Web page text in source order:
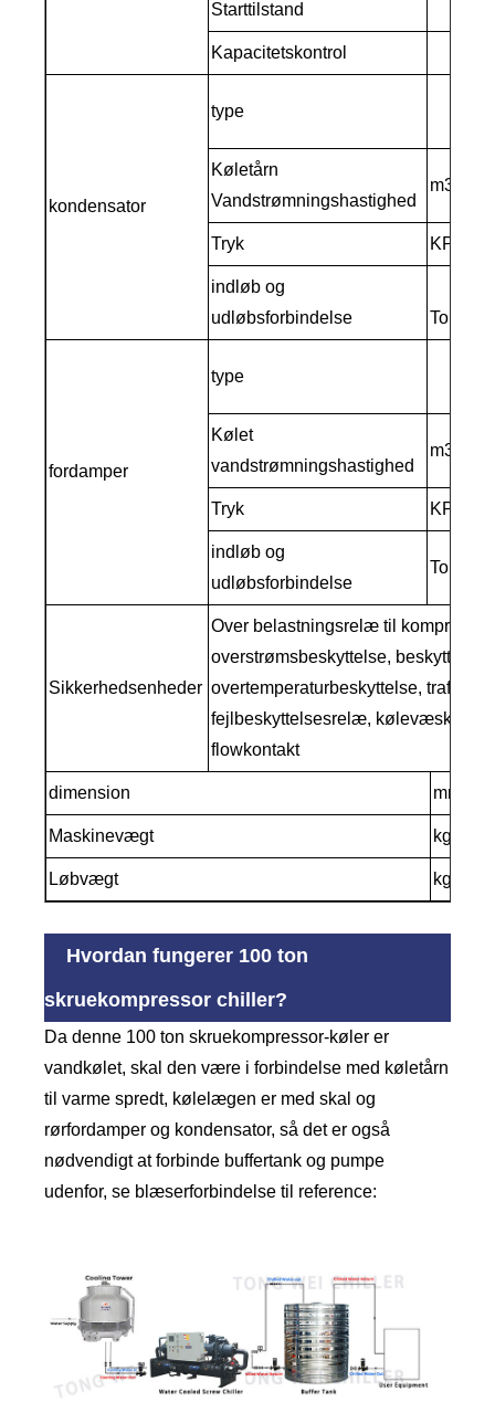
Starttilstand
Kapacitetskontrol
kondensator
type
Køletårn
Vandstrømningshastighed
m3/h
Tryk KPA
indløb og
udløbsforbindelse
Tomme
fordamper
type
Kølet
vandstrømningshastighed
m3/h
Tryk KPA
indløb og
udløbsforbindelse
Tomme
Sikkerhedsenheder
Over belastningsrelæ til
overstrømsbeskyttelse, beskyttelse
overtemperaturbeskyttelse,
fejlbeskyttelsesrelæ,
flowkontakt
dimension mm
Maskinevægt kg
Løbvægt kg
Hvordan fungerer 100 ton
skruekompressor chiller?
Da denne 100 ton skruekompressor-køler er
vandkølet, skal den være i forbindelse med køletårn
til varme spredt, kølelægen er med skal og
rørfordamper og kondensator, så det er også
nødvendigt at forbinde buffertank og pumpe
udenfor, se blæserforbindelse til reference: